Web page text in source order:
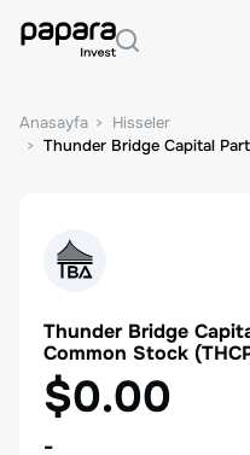
Anasayfa
Hisseler
Thunder Bridge Capital
Thunder Bridge
Common Stock (
$0.00
-